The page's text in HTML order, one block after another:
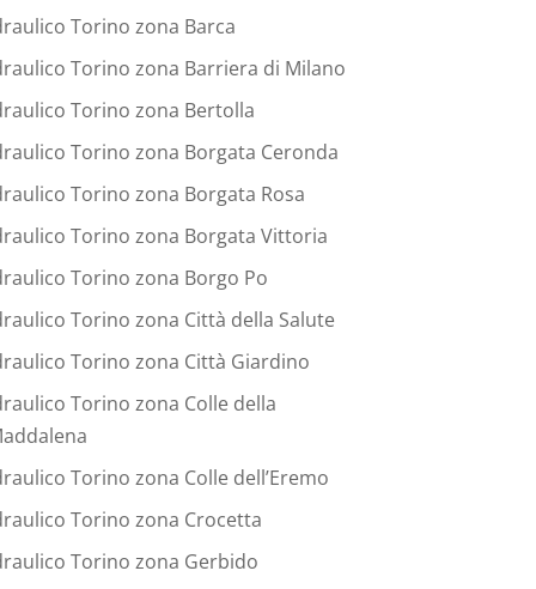
Torino zona Barca
Torino zona Barriera di Milano
Torino zona Bertolla
Torino zona Borgata Ceronda
Torino zona Borgata Rosa
Torino zona Borgata Vittoria
Torino zona Borgo Po
Torino zona Città della Salute
Torino zona Città Giardino
Torino zona Colle della
Torino zona Colle dell’Eremo
Torino zona Crocetta
Torino zona Gerbido